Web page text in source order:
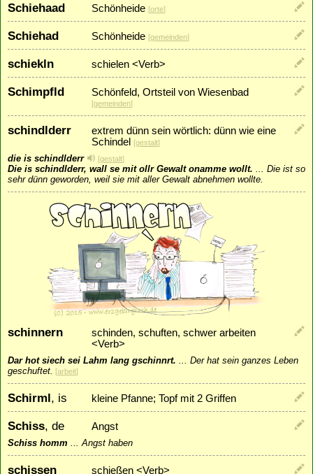
Schiehaad Schönheide [orte]
Schiehad Schönheide [gemeinden]
schiekln schielen <Verb>
Schimpfld Schönfeld, Ortsteil von Wiesenbad
[gemeinden]
schindlderr
extrem dünn sein wörtlich: dünn wie eine
Schindel
[gestalt]
die is schindlderr [gestalt]
Die is schindlderr, wall se mit ollr Gewalt onamme wollt. ... Die ist so
sehr dünn geworden, weil sie mit aller Gewalt abnehmen wollte.
schinnern
schinden, schuften, schwer arbeiten
<Verb>
Dar hot siech sei Lahm lang gschinnrt.
Der hat sein ganzes Leben
geschuftet.
[arbeit]
Schirml, is kleine Pfanne; Topf mit 2 Griffen
Schiss, de Angst
Schiss homm Angst haben
schissen schießen <Verb>